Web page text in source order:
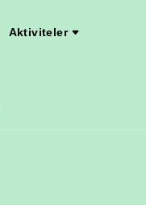
Aktiviteler